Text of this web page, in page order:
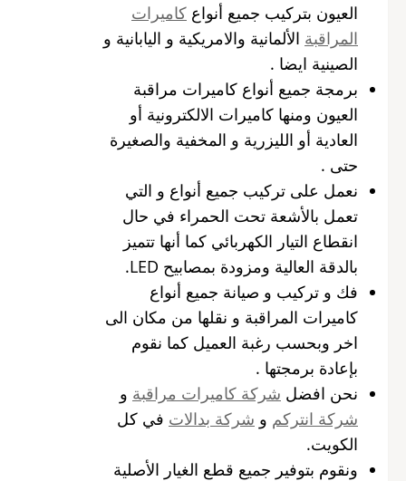
العيون بتركيب جميع أنواع كاميرات
المراقبة الألمانية والامريكية و اليابانية و
الصينية ايضا .
برمجة جميع أنواع كاميرات مراقبة
العيون ومنها كاميرات الالكترونية أو
العادية أو الليزرية و المخفية والصغيرة
حتى .
نعمل على تركيب جميع أنواع و التي
تعمل بالأشعة تحت الحمراء في حال
انقطاع التيار الكهربائي كما أنها تتميز
بالدقة العالية ومزودة بمصابيح LED.
فك و تركيب و صيانة جميع أنواع
كاميرات المراقبة و نقلها من مكان الى
اخر وبحسب رغبة العميل كما نقوم
بإعادة برمجتها .
نحن افضل شركة كاميرات مراقبة و
شركة انتركم و شركة بدالات في كل
الكويت.
ونقوم بتوفير جميع قطع الغيار الأصلية